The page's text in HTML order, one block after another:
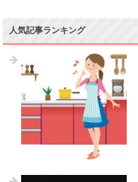
人気記事ランキング